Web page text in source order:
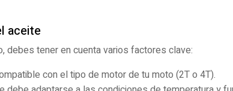
aceite
debes tener en cuenta varios factores clave:
con el tipo de motor de tu moto (2T o 4T).